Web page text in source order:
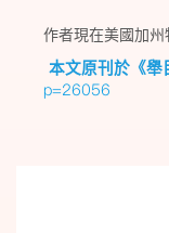
作者現在美國加州
本文原刊於《舉
p=26056